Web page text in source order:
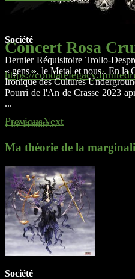
Concert Rosa
https://
PreviousNext
Société
Dernier Réquisitoire Trollo-
« gens », le Metal et nous.. En la
Ironique des Cultures
Pourri de l'An de Crasse 2023
...
Lire la suite...
Ma théorie de la
Société